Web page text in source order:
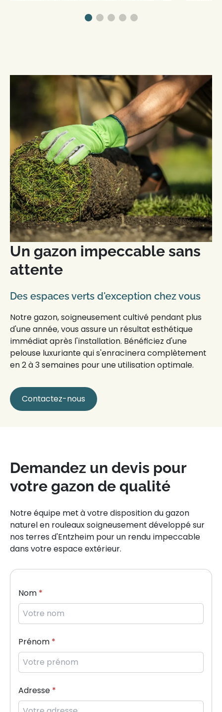
Un gazon impeccable sans
attente
Des espaces verts d'exception chez vous
Notregazon, soigneusement cultivé pendant plus
d'une année, vous assureun résultat esthétique
immédiataprès l'installation. Bénéficiez d'une
pelouse luxuriante quis'enracinera complètement
en 2 à 3 semaines pour une utilisation optimale.
Contactez-nous
Demandez un devis pour
votre gazon de qualité
Notre équipe met à votre disposition dugazon
naturelen rouleauxsoigneusement développé sur
nos terres d'Entzheim pour un rendu impeccable
dans votre espace extérieur.
Nom
Prénom
Adresse